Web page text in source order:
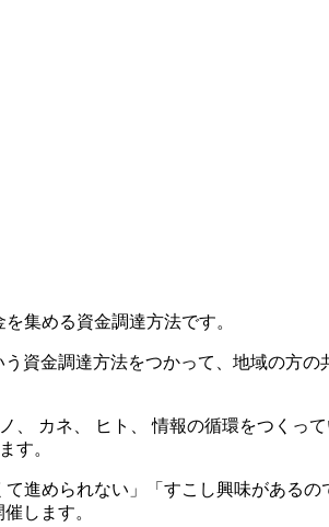
集める資金調達方法です。
資金調達方法をつかって、地域の方の
、 カネ、 ヒト、 情報の循環をつくっ
す。
進められない」「すこし興味があるの
します。